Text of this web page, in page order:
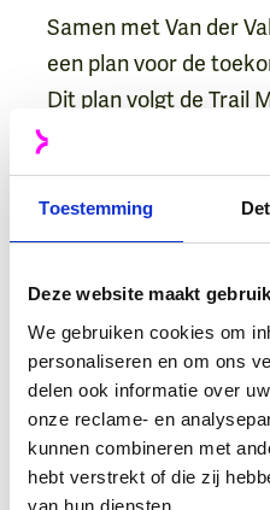
Toestemming
Deze website maakt
We gebruiken cookies om
personaliseren en om ons
delen ook informatie over
onze reclame- en
kunnen combineren met
hebt verstrekt of die zij
van hun diensten.
Samen met Van der
een plan voor de
Dit plan volgt de Trail
Computing Platform,
voor bedrijven die
Cloud Native-
in dat de technologie
specifieke behoeften
kostenbesparingen
nieuwe dingen uit te
van de Trail Map
transitie naar Cloud
platformen zoals AWS,